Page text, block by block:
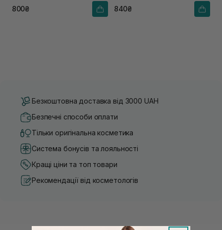
800₴ 840₴
Безкоштовна доставка від 3000 UAH
Безпечні способи оплати
Тільки оригінальна косметика
Система бонусів та лояльності
Кращі ціни та топ товари
Рекомендації від косметологів